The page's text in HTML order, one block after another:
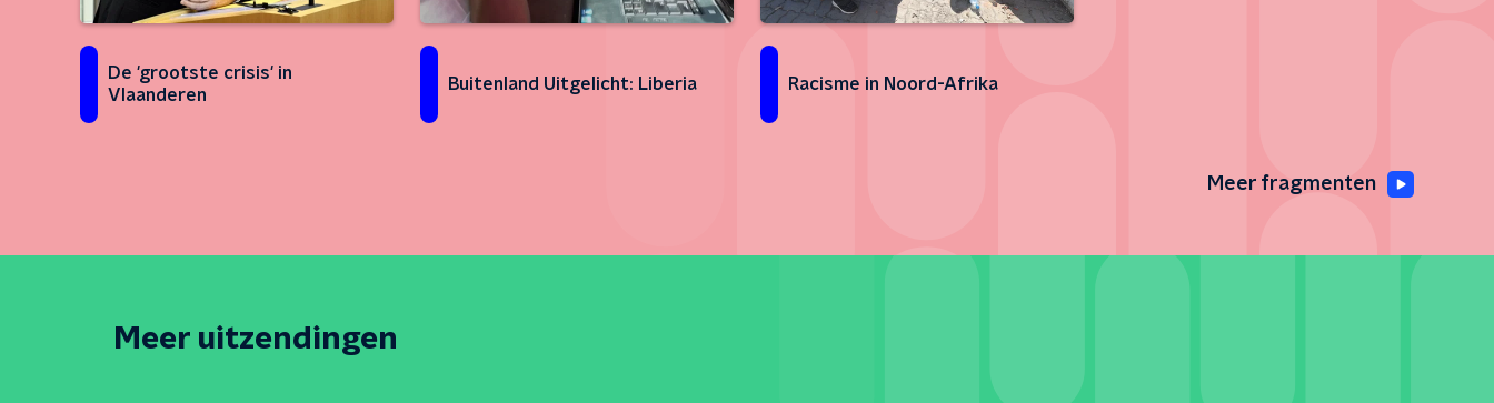
De 'grootste crisis' in
Vlaanderen
Buitenland Uitgelicht: Liberia Racisme in Noord-Afrika
Meer fragmenten
Meer uitzendingen